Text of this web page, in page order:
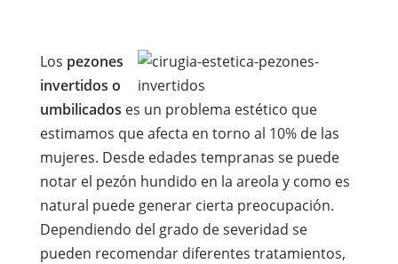
Los pezones
invertidos o
umbilicados es un problema estético que
estimamos que afecta en torno al 10% de las
mujeres. Desde edades tempranas se puede
notar el pezón hundido en la areola y como es
natural puede generar cierta preocupación.
Dependiendo del grado de severidad se
pueden recomendar diferentes tratamientos,